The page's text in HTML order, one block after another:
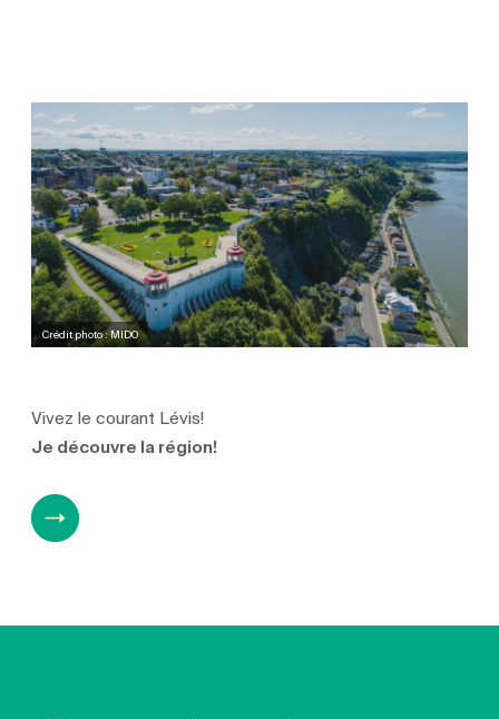
Crédit photo : MIDO
Vivez le courant Lévis!
Je découvre la région!